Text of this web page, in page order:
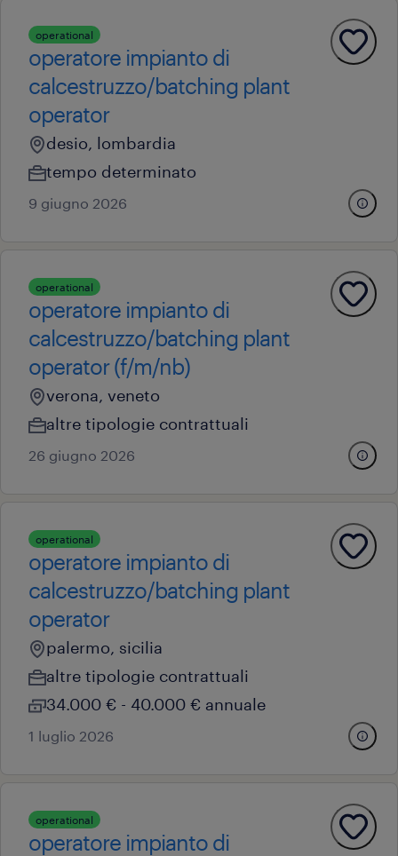
operational
operatore impianto di
calcestruzzo/batching plant
operator
desio, lombardia
tempo determinato
9 giugno 2026
operational
operatore impianto di
calcestruzzo/batching plant
operator (f/m/nb)
verona, veneto
altre tipologie contrattuali
26 giugno 2026
operational
operatore impianto di
calcestruzzo/batching plant
operator
palermo, sicilia
altre tipologie contrattuali
34.000 € - 40.000 € annuale
1 luglio 2026
operational
operatore impianto di